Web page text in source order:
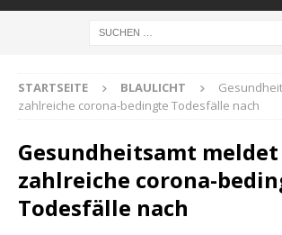
STARTSEITE BLAULICHT
zahlreiche corona-bedingte Todesfälle nach
Gesundheitsamt meldet
zahlreiche corona-
Todesfälle nach